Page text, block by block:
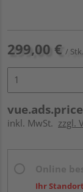
299,00 € / Stk.
inkl. MwSt. zzgl.
Ihr